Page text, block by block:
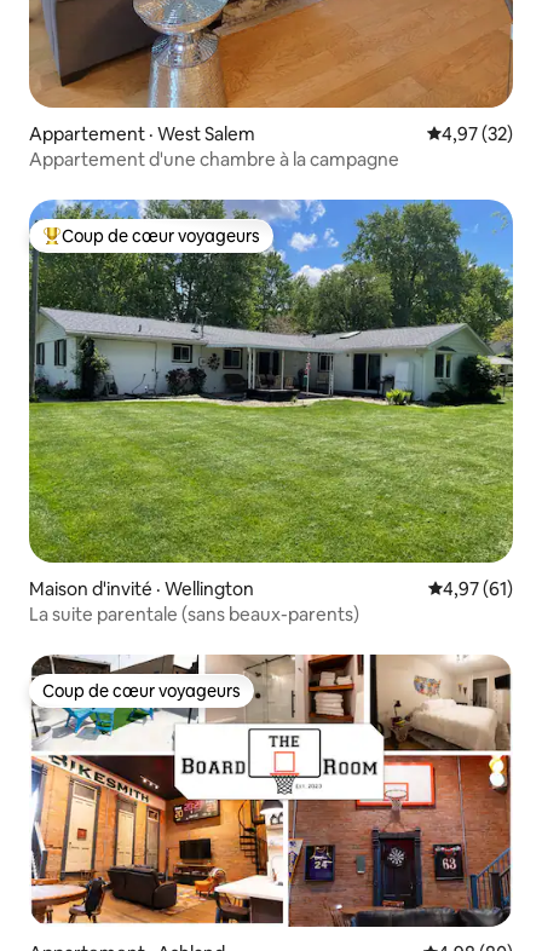
Appartement · West Salem Note
4,97 (32)
Appartement d'une chambre à la campagne
Coup de cœur voyageurs parmi les plus aimés
Coup de cœur voyageurs
Maison d'invité · Wellington Note
4,97 (61)
La suite parentale (sans beaux-parents)
Coup de cœur voyageurs
Coup de cœur voyageurs